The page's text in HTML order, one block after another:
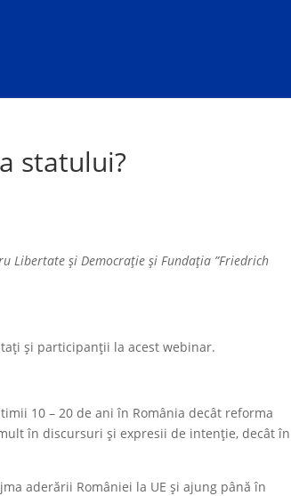
statului?
Libertate și Democrație și Fundația ”Friedrich
și participanții la acest webinar.
10 – 20 de ani în România decât reforma
în discursuri și expresii de intenție, decât în
aderării României la UE și ajung până în